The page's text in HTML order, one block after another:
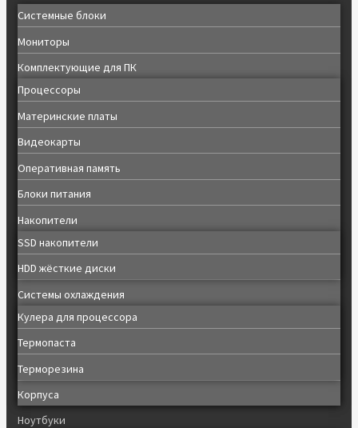
Системные блоки
Мониторы
Комплектующие для ПК
Процессоры
Материнские платы
Видеокарты
Оперативная память
Блоки питания
Накопители
SSD накопители
HDD жёсткие диски
Системы охлаждения
Кулера для процессора
Термопаста
Терморезина
Корпуса
Ноутбуки